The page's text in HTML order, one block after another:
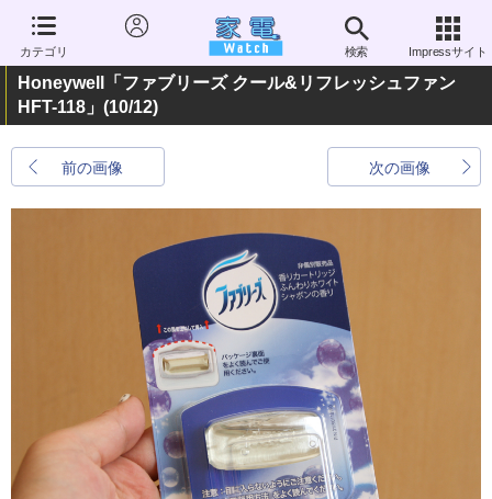
カテゴリ 検索 Impressサイト
Honeywell「ファブリーズ クール&リフレッシュファン
HFT-118」 (10/12)
前の画像 次の画像